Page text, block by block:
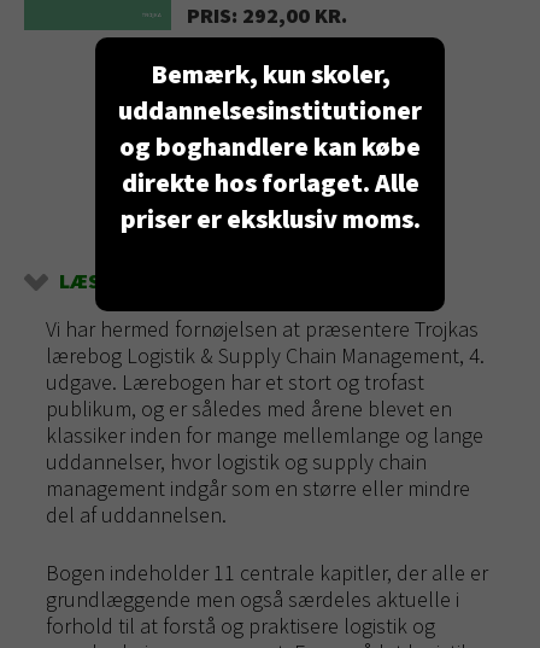
PRIS: 292,00 KR.
KØB
LÆS MERE
Vi har hermed fornøjelsen at præsentere Trojkas
lærebog Logistik & Supply Chain Management, 4.
udgave. Lærebogen har et stort og trofast
publikum, og er således med årene blevet en
klassiker inden for mange mellemlange og lange
uddannelser, hvor logistik og supply chain
management indgår som en større eller mindre
del af uddannelsen.
Bogen indeholder 11 centrale kapitler, der alle er
grundlæggende men også særdeles aktuelle i
forhold til at forstå og praktisere logistik og
Bemærk, kun skoler,
uddannelsesinstitutioner
og boghandlere kan købe
direkte hos forlaget. Alle
priser er eksklusiv moms.